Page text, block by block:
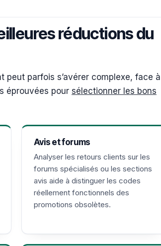
réductions du
peut parfois s’avérer complexe, face à
éprouvées pour sélectionner les bons
Avis et forums
Analyser les retours clients sur les
forums spécialisés ou les sections
avis aide à distinguer les codes
réellement fonctionnels des
promotions obsolètes.